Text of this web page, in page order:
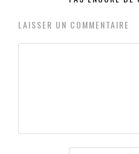
LAISSER UN COMMENTAIRE